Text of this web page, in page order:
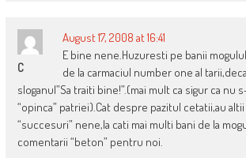
C
August 17, 2008 at 16:41
E bine nene.Huzuresti pe banii
de la carmaciul number one al
sloganul”Sa traiti bine!”.(mai mult ca sigur ca nu
“opinca” patriei).Cat despre pazitul cetatii,au
“succesuri” nene,la cati mai multi bani de la
comentarii “beton” pentru noi.